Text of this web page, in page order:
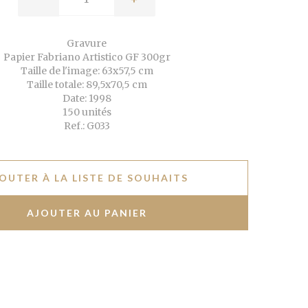
Gravure
Papier Fabriano Artistico GF 300gr
Taille de l'image: 63x57,5 cm
Taille totale: 89,5x70,5 cm
Date: 1998
150 unités
Ref.: G033
À LA LISTE DE SOUHAITS